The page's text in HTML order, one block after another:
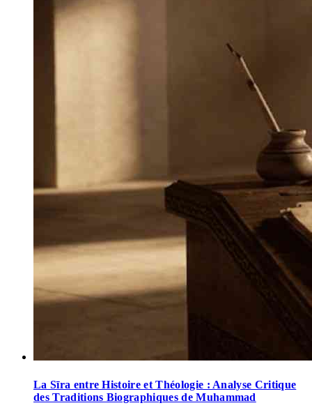
La Sīra entre Histoire et Théologie : Analyse Critique
des Traditions Biographiques de Muhammad